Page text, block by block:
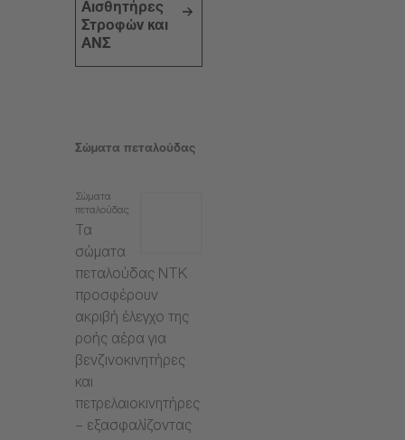
Αισθητήρες
Στροφών και
ΑΝΣ
Σώματα πεταλούδας
Σώματα
πεταλούδας
Τα
σώματα
πεταλούδας NTK
προσφέρουν
ακριβή έλεγχο της
ροής αέρα για
βενζινοκινητήρες
και
πετρελαιοκινητήρες
– εξασφαλίζοντας